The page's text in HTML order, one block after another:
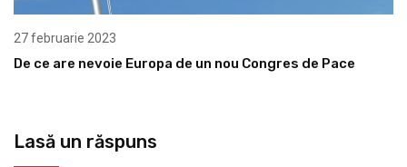
27 februarie 2023
De ce are nevoie Europa de un nou Congres de Pace
Lasă un răspuns